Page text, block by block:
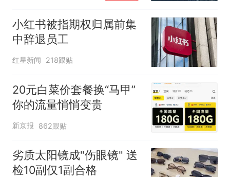
小红书被指期权归属前集
中辞退员工
红星新闻 218跟贴
20元白菜价套餐换“马甲”
你的流量悄悄变贵
新京报 862跟贴
劣质太阳镜成"伤眼镜" 送
检10副仅1副合格